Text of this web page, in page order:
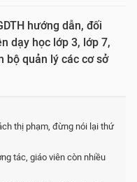
hướng dẫn, đối
dạy học lớp 3, lớp 7,
bộ quản lý các cơ sở
thị phạm, đừng nói lại thứ
tác, giáo viên còn nhiều